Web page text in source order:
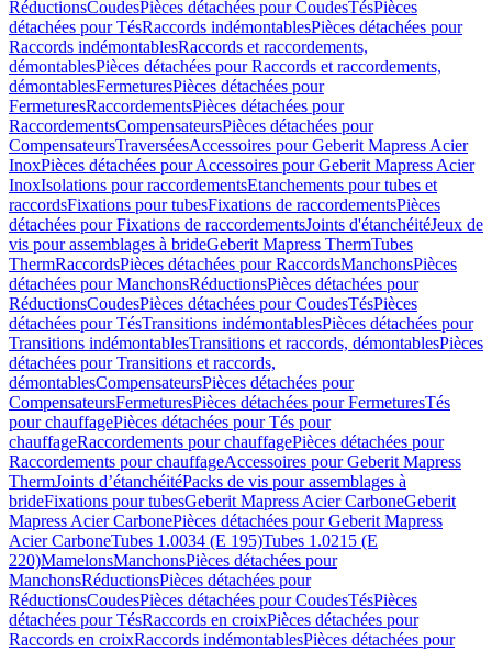
RéductionsCoudesPièces détachées pour CoudesTésPièces
détachées pour TésRaccords indémontablesPièces détachées pour
Raccords indémontablesRaccords et raccordements,
démontablesPièces détachées pour Raccords et raccordements,
démontablesFermeturesPièces détachées pour
FermeturesRaccordementsPièces détachées pour
RaccordementsCompensateursPièces détachées pour
CompensateursTraverséesAccessoires pour Geberit Mapress Acier
InoxPièces détachées pour Accessoires pour Geberit Mapress Acier
InoxIsolations pour raccordementsEtanchements pour tubes et
raccordsFixations pour tubesFixations de raccordementsPièces
détachées pour Fixations de raccordementsJoints d'étanchéitéJeux de
vis pour assemblages à brideGeberit Mapress ThermTubes
ThermRaccordsPièces détachées pour RaccordsManchonsPièces
détachées pour ManchonsRéductionsPièces détachées pour
RéductionsCoudesPièces détachées pour CoudesTésPièces
détachées pour TésTransitions indémontablesPièces détachées pour
Transitions indémontablesTransitions et raccords, démontablesPièces
détachées pour Transitions et raccords,
démontablesCompensateursPièces détachées pour
CompensateursFermeturesPièces détachées pour FermeturesTés
pour chauffagePièces détachées pour Tés pour
chauffageRaccordements pour chauffagePièces détachées pour
Raccordements pour chauffageAccessoires pour Geberit Mapress
ThermJoints d’étanchéitéPacks de vis pour assemblages à
brideFixations pour tubesGeberit Mapress Acier CarboneGeberit
Mapress Acier CarbonePièces détachées pour Geberit Mapress
Acier CarboneTubes 1.0034 (E 195)Tubes 1.0215 (E
220)MamelonsManchonsPièces détachées pour
ManchonsRéductionsPièces détachées pour
RéductionsCoudesPièces détachées pour CoudesTésPièces
détachées pour TésRaccords en croixPièces détachées pour
Raccords en croixRaccords indémontablesPièces détachées pour